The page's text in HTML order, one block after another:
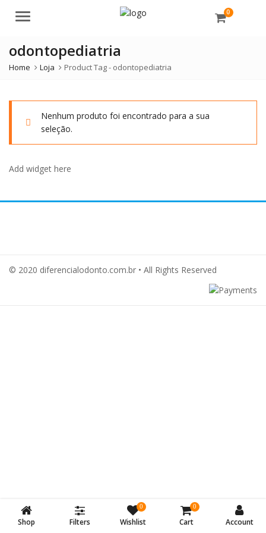
Menu 0
odontopediatria
Home Loja Product Tag - odontopediatria
Nenhum produto foi encontrado para a sua
seleção.
Add widget here
© 2020 diferencialodonto.com.br • All Rights Reserved
Shop Filters
0
Wishlist
0
Cart Account